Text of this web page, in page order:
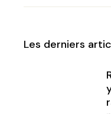
Les derniers